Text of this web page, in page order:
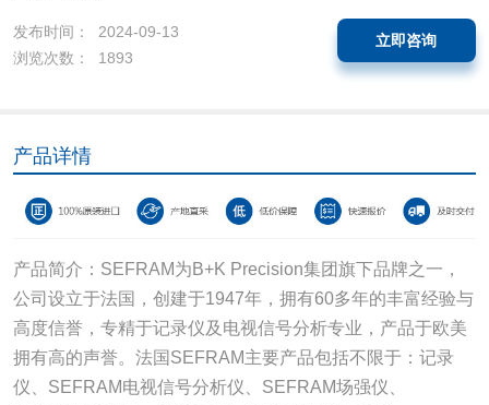
发布时间： 2024-09-13
浏览次数： 1893
立即咨询
产品详情
产品简介：SEFRAM为B+K Precision集团旗下品牌之一，
公司设立于法国，创建于1947年，拥有60多年的丰富经验与
高度信誉，专精于记录仪及电视信号分析专业，产品于欧美
拥有高的声誉。法国SEFRAM主要产品包括不限于：记录
仪、SEFRAM电视信号分析仪、SEFRAM场强仪、